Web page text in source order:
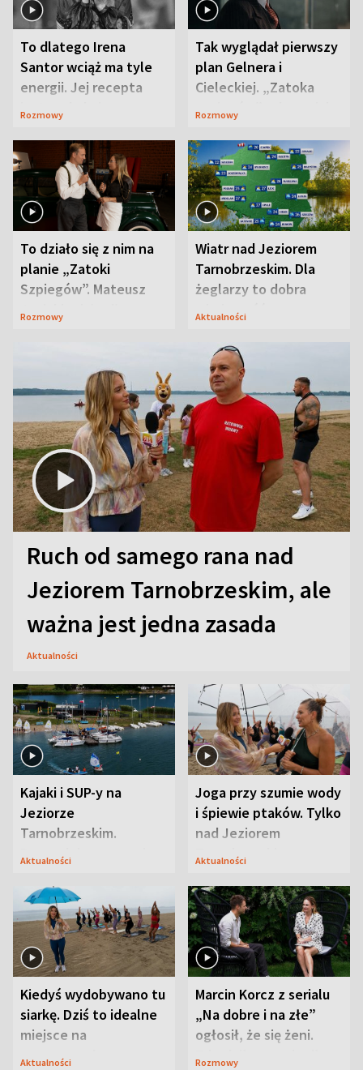
To dlatego Irena
Santor wciąż ma tyle
energii. Jej recepta
jest zaskakująco
Rozmowy
Tak wyglądał pierwszy
plan Gelnera i
Cieleckiej. „Zatoka
szpiegów” od razu ich
Rozmowy
To działo się z nim na
planie „Zatoki
Szpiegów”. Mateusz
Janicki odsłonił
Rozmowy
Wiatr nad Jeziorem
Tarnobrzeskim. Dla
żeglarzy to dobra
wiadomość
Aktualności
Ruch od samego rana nad
Jeziorem Tarnobrzeskim, ale
ważna jest jedna zasada
Aktualności
Kajaki i SUP-y na
Jeziorze
Tarnobrzeskim.
Przyrodnicy zwracają
Aktualności
Joga przy szumie wody
i śpiewie ptaków. Tylko
nad Jeziorem
Tarnobrzeskim
Aktualności
Kiedyś wydobywano tu
siarkę. Dziś to idealne
miejsce na
wypoczynek
Aktualności
Marcin Korcz z serialu
„Na dobre i na złe”
ogłosił, że się żeni.
Zdradził, co zmienił
Rozmowy